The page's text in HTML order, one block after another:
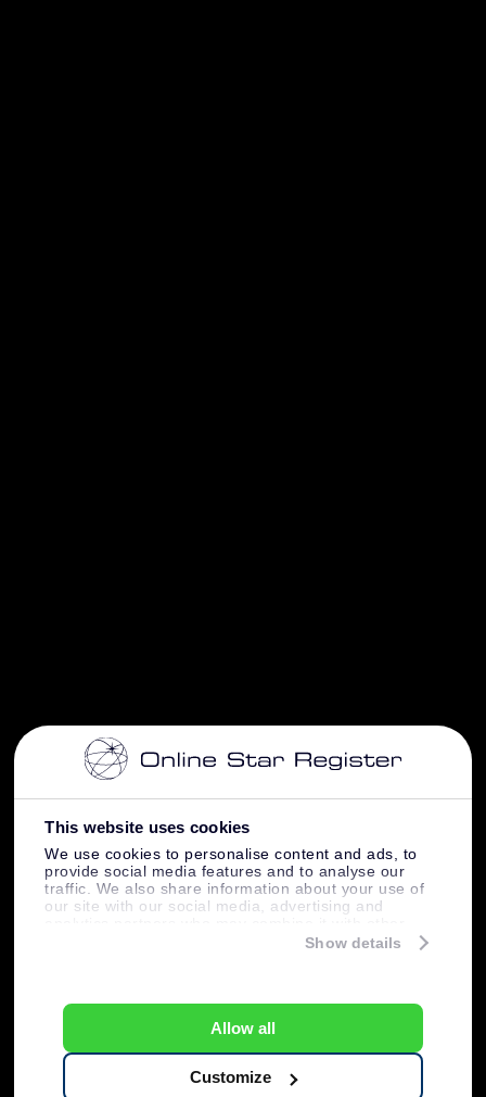
This website uses cookies
We use cookies to personalise content and ads, to
provide social media features and to analyse our
traffic. We also share information about your use of
our site with our social media, advertising and
information that you’ve provided to them or that
Show details
Allow all
Customize